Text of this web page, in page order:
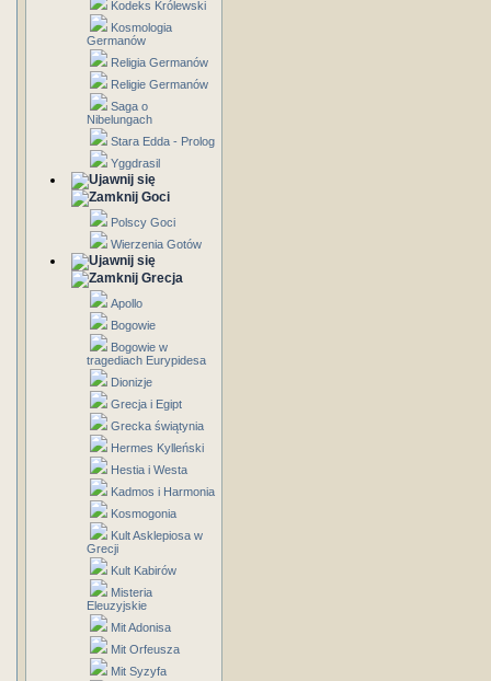
Kodeks Królewski
Kosmologia
Germanów
Religia Germanów
Religie Germanów
Saga o
Nibelungach
Stara Edda - Prolog
Yggdrasil
Goci
Polscy Goci
Wierzenia Gotów
Grecja
Apollo
Bogowie
Bogowie w
tragediach Eurypidesa
Dionizje
Grecja i Egipt
Grecka świątynia
Hermes Kylleński
Hestia i Westa
Kadmos i Harmonia
Kosmogonia
Kult Asklepiosa w
Grecji
Kult Kabirów
Misteria
Eleuzyjskie
Mit Adonisa
Mit Orfeusza
Mit Syzyfa